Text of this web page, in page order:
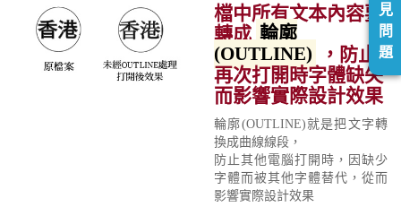
檔中所有文本內容要
轉成 輪廓
(OUTLINE)
，防止
再次打開時字體缺失
而影響實際設計效果
輪廓(OUTLINE)就是把文字轉
換成曲線線段，
防止其他電腦打開時，因缺少
字體而被其他字體替代，從而
影響實際設計效果
見
問
題